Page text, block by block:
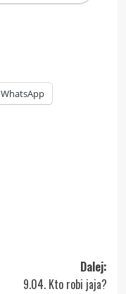
WhatsApp
Dalej:
9.04. Kto robi jaja?